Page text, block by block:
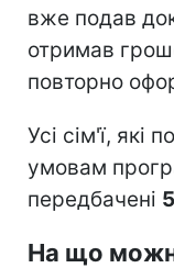
вже подав
отримав
повторно
Усі сім'ї, які
умовам
передбачені
На що